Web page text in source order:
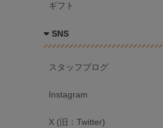
ギフト
SNS
スタッフブログ
Instagram
X (旧：Twitter)